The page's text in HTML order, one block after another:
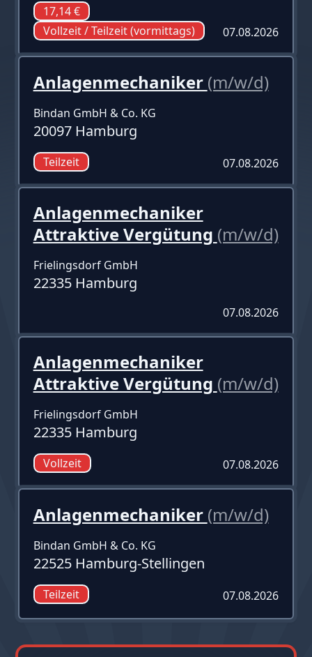
17,14 €
Vollzeit / Teilzeit (vormittags)
07.08.2026
Anlagenmechaniker (m/w/d)
Bindan GmbH & Co. KG
20097 Hamburg
Teilzeit 07.08.2026
Anlagenmechaniker
Attraktive Vergütung (m/w/d)
Frielingsdorf GmbH
22335 Hamburg
07.08.2026
Anlagenmechaniker
Attraktive Vergütung (m/w/d)
Frielingsdorf GmbH
22335 Hamburg
Vollzeit 07.08.2026
Anlagenmechaniker (m/w/d)
Bindan GmbH & Co. KG
22525 Hamburg-Stellingen
Teilzeit 07.08.2026